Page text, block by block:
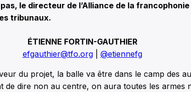
le directeur de l’Alliance de la
tribunaux.
ÉTIENNE FORTIN-GAUTHIER
efgauthier@tfo.org| @etiennefg
du projet, la balle va être dans le camp des
de dire non au centre, on aura toutes les armes